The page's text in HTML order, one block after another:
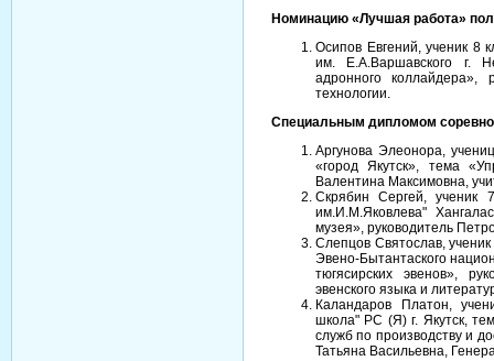
Номинацию «Лучшая работа»
Осипов Евгений, ученик 8
им. Е.А.Варшавского г.
адронного коллайдера»,
технологии.
Специальным дипломом
Аргунова Элеонора,
«город Якутск», тема
Валентина Максимовна,
Скрябин Сергей,
им.И.М.Яковлева"
музея», руководитель
Слепцов Святослав,
Эвено-Бытантаского
тюгясирских эвенов»,
эвенского языка и
Каландаров Платон,
школа" РС (Я) г. Якутск,
служб по производству и
Татьяна Васильевна,